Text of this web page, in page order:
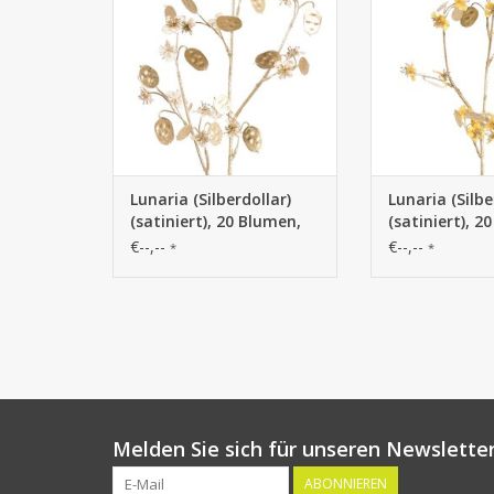
goldener Kunststoffstiel, 84 cm
Lunaria (Silberdollar)
(satiniert), 20 Blumen,
20 goldene Dollars,
€--,-- *
goldener
Lunaria
(satiniert),
20 goldene
€--,-- *
Melden Sie sich für unseren
ABONNIEREN